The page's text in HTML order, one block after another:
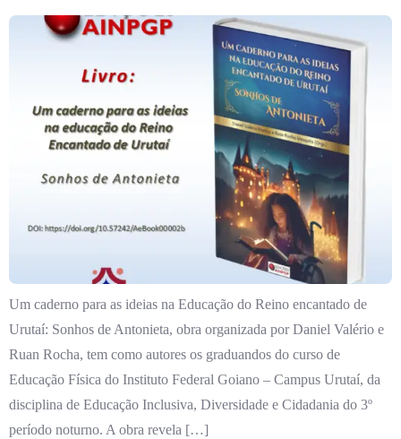
Um caderno para as ideias na Educação do Reino encantado de
Urutaí: Sonhos de Antonieta, obra organizada por Daniel Valério e
Ruan Rocha, tem como autores os graduandos do curso de
Educação Física do Instituto Federal Goiano – Campus Urutaí, da
disciplina de Educação Inclusiva, Diversidade e Cidadania do 3º
período noturno. A obra revela […]